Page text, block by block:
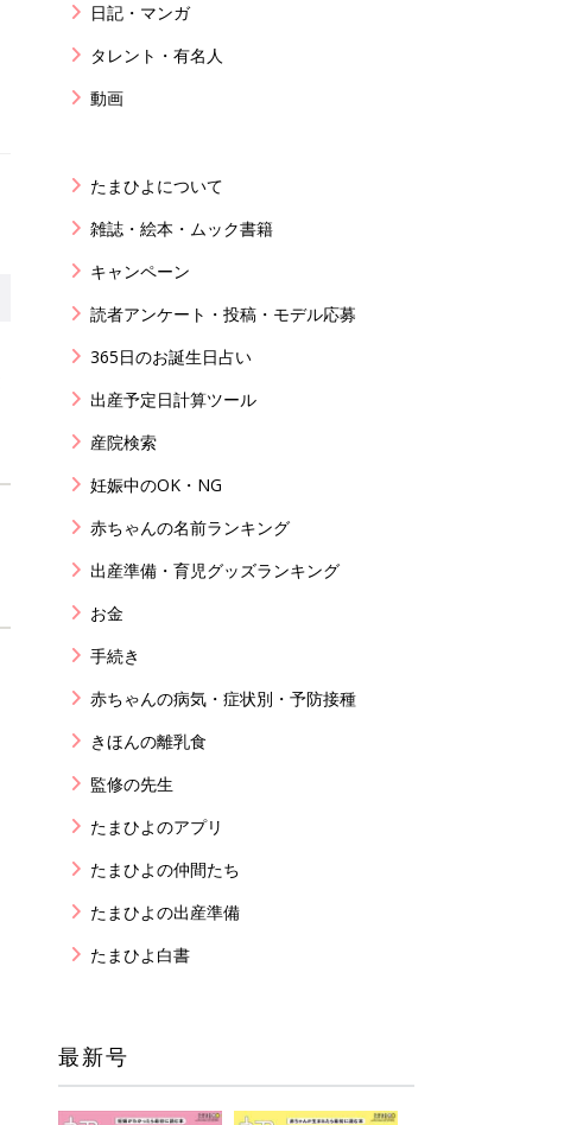
日記・マンガ
タレント・有名人
動画
たまひよについて
雑誌・絵本・ムック書籍
キャンペーン
読者アンケート・投稿・モデル応募
365日のお誕生日占い
出産予定日計算ツール
産院検索
妊娠中のOK・NG
赤ちゃんの名前ランキング
出産準備・育児グッズランキング
お金
手続き
赤ちゃんの病気・症状別・予防接種
きほんの離乳食
監修の先生
たまひよのアプリ
たまひよの仲間たち
たまひよの出産準備
たまひよ白書
最新号